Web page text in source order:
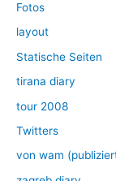
Fotos
layout
Statische Seiten
tirana diary
tour 2008
Twitters
von wam